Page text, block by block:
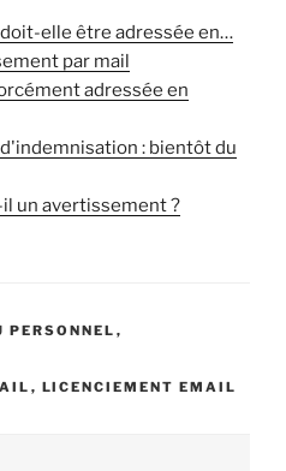
elle être adressée en…
par mail
adressée en
: bientôt du
un avertissement ?
,
, LICENCIEMENT EMAIL